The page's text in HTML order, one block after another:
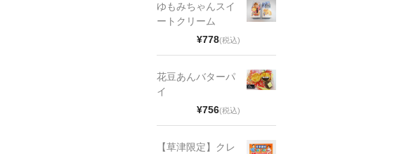
ゆもみちゃんスイ
ートクリーム
¥778(税込)
花豆あんバターパ
イ
¥756(税込)
【草津限定】クレ